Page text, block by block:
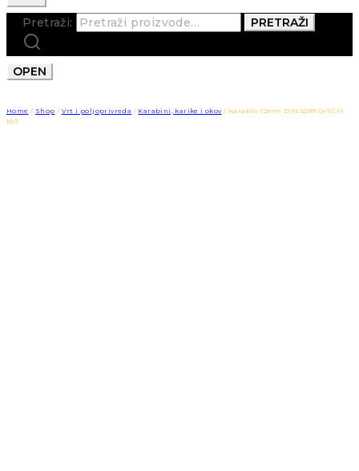
Pretraži: PRETRAŽI
OPEN
Home / Shop / Vrt i poljoprivreda / Karabini, karike i okov / Karabin 12mm DIN 5299 čelični
10/1